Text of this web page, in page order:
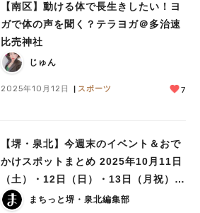
【南区】動ける体で長生きしたい！ヨ
ガで体の声を聞く？テラヨガ＠多治速
比売神社
じゅん
2025年10月12日 スポーツ 7
【堺・泉北】今週末のイベント＆おで
かけスポットまとめ 2025年10月11日
（土）・12日（日）・13日（月祝）三
連休編まちっと堺・泉北編集部